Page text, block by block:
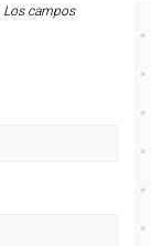
Los campos